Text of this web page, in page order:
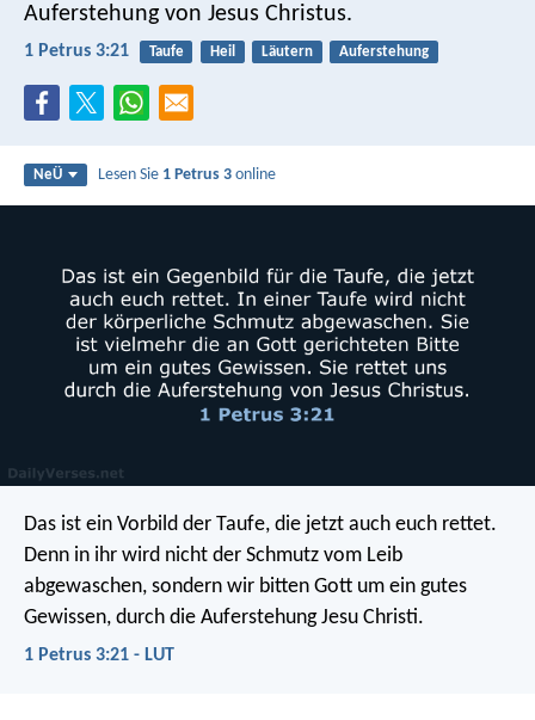
Auferstehung von Jesus Christus.
1 Petrus 3:21 Taufe Heil Läutern Auferstehung
NeÜ Lesen Sie 1 Petrus 3 online
Das ist ein Vorbild der Taufe, die jetzt auch euch rettet.
Denn in ihr wird nicht der Schmutz vom Leib
abgewaschen, sondern wir bitten Gott um ein gutes
Gewissen, durch die Auferstehung Jesu Christi.
1 Petrus 3:21 - LUT